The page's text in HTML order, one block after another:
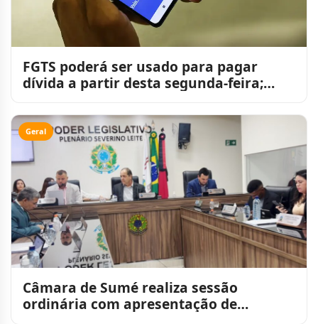
FGTS poderá ser usado para pagar
dívida a partir desta segunda-feira;
Geral
Câmara de Sumé realiza sessão
ordinária com apresentação de